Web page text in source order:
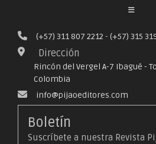
(+57) 311 807 2212 - (+57) 315
Dirección
Rincón del Vergel A-7 Ibagué -
Colombia
info@pijaoeditores.com
Boletín
Suscríbete a nuestra Revista